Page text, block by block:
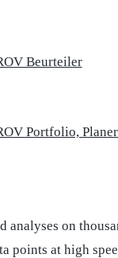
Beurteiler
Portfolio,
analyses on
points at high